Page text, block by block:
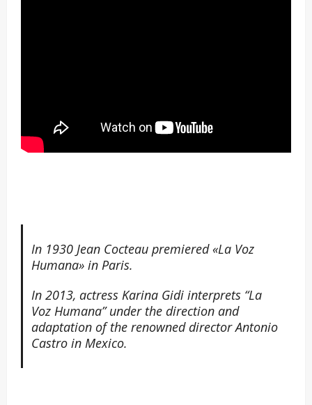
In 1930 Jean Cocteau premiered «La Voz
Humana» in Paris.
In 2013, actress Karina Gidi interprets “La
Voz Humana” under the direction and
adaptation of the renowned director Antonio
Castro in Mexico.